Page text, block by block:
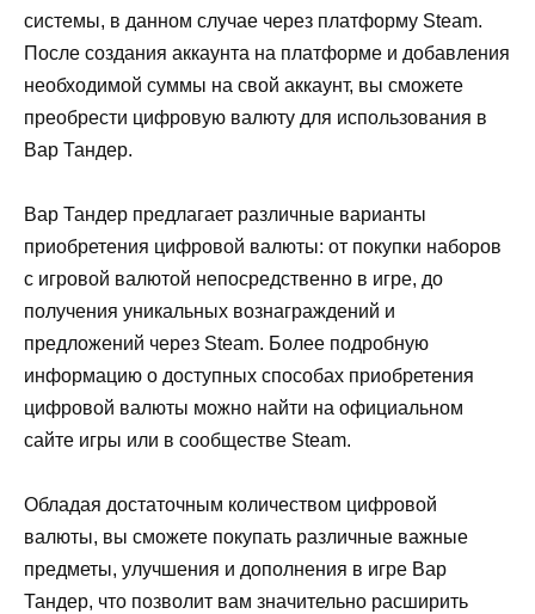
системы, в данном случае через платформу Steam.
После создания аккаунта на платформе и добавления
необходимой суммы на свой аккаунт, вы сможете
преобрести цифровую валюту для использования в
Вар Тандер.
Вар Тандер предлагает различные варианты
приобретения цифровой валюты: от покупки наборов
с игровой валютой непосредственно в игре, до
получения уникальных вознаграждений и
предложений через Steam. Более подробную
информацию о доступных способах приобретения
цифровой валюты можно найти на официальном
сайте игры или в сообществе Steam.
Обладая достаточным количеством цифровой
валюты, вы сможете покупать различные важные
предметы, улучшения и дополнения в игре Вар
Тандер, что позволит вам значительно расширить